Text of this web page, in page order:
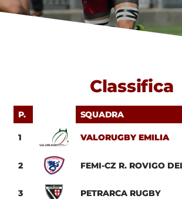
Classifica
P. SQUADRA
1 VALORUGBY EMILIA
2 FEMI-CZ R. ROVIGO
3 PETRARCA RUGBY